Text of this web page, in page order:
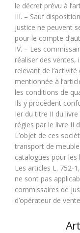
le décret prévu à
III. – Sauf
justice ne peuvent
pour le compte
IV. – Les
réaliser des ventes,
relevant de
mentionnée à
les conditions de
Ils y procèdent
Ier du titre II du
régies par le livre II
L’objet de ces
transport de
catalogues pour les
Les articles L. 752-
ne sont pas
commissaires de
d’opérateur de